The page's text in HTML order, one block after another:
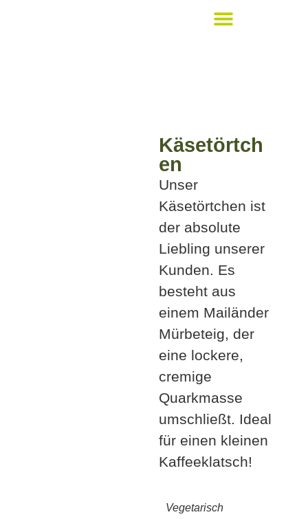
Käsetörtch
en
Unser
Käsetörtchen ist
der absolute
Liebling unserer
Kunden. Es
besteht aus
einem Mailänder
Mürbeteig, der
eine lockere,
cremige
Quarkmasse
umschließt. Ideal
für einen kleinen
Kaffeeklatsch!
Vegetarisch